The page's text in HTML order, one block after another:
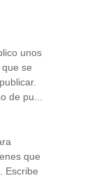
unos
se
de pu...
que
Escribe